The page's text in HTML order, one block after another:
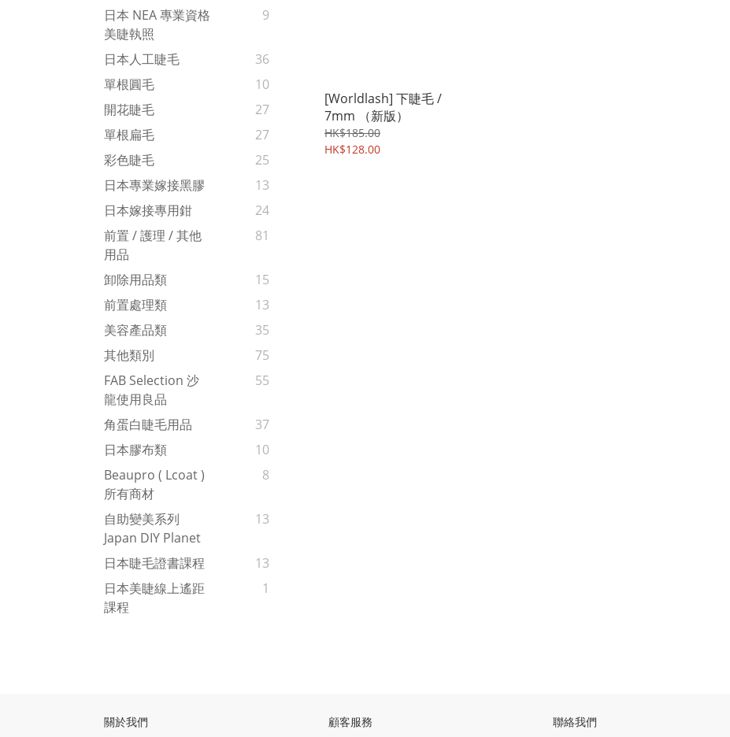
日本 NEA 專業資格
美睫執照
9
日本人工睫毛
36
單根圓毛
10
開花睫毛
27
單根扁毛
27
彩色睫毛
25
日本專業嫁接黑膠
13
日本嫁接專用鉗
24
前置 / 護理 / 其他
用品
81
卸除用品類
15
前置處理類
13
美容產品類
35
其他類別
75
FAB Selection 沙
龍使用良品
55
角蛋白睫毛用品
37
日本膠布類
10
Beaupro ( Lcoat )
所有商材
8
自助變美系列
Japan DIY Planet
13
日本睫毛證書課程
13
日本美睫線上遙距
課程
1
[Worldlash] 下睫毛 /
7mm （新版）
HK$185.00
HK$128.00
關於我們 顧客服務 聯絡我們